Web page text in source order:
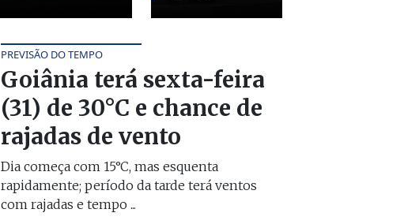
PREVISÃO DO TEMPO
Goiânia terá sexta-feira
(31) de 30°C e chance de
rajadas de vento
Dia começa com 15°C, mas esquenta
rapidamente; período da tarde terá ventos
com rajadas e tempo ...